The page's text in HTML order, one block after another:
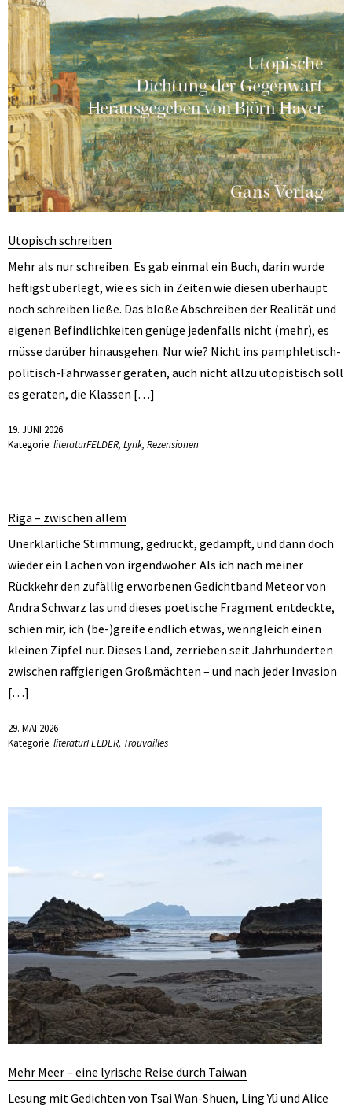
Utopisch schreiben
Mehr als nur schreiben. Es gab einmal ein Buch, darin wurde
heftigst überlegt, wie es sich in Zeiten wie diesen überhaupt
noch schreiben ließe. Das bloße Abschreiben der Realität und
eigenen Befindlichkeiten genüge jedenfalls nicht (mehr), es
müsse darüber hinausgehen. Nur wie? Nicht ins pamphletisch-
politisch-Fahrwasser geraten, auch nicht allzu utopistisch soll
es geraten, die Klassen […]
19. JUNI 2026
Kategorie: literaturFELDER, Lyrik, Rezensionen
Riga – zwischen allem
Unerklärliche Stimmung, gedrückt, gedämpft, und dann doch
wieder ein Lachen von irgendwoher. Als ich nach meiner
Rückkehr den zufällig erworbenen Gedichtband Meteor von
Andra Schwarz las und dieses poetische Fragment entdeckte,
schien mir, ich (be-)greife endlich etwas, wenngleich einen
kleinen Zipfel nur. Dieses Land, zerrieben seit Jahrhunderten
zwischen raffgierigen Großmächten – und nach jeder Invasion
[…]
29. MAI 2026
Kategorie: literaturFELDER, Trouvailles
Mehr Meer – eine lyrische Reise durch Taiwan
Lesung mit Gedichten von Tsai Wan-Shuen, Ling Yü und Alice